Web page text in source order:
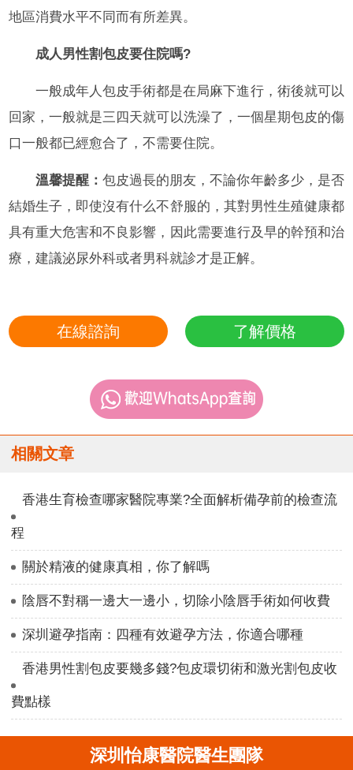
地區消費水平不同而有所差異。
成人男性割包皮要住院嗎?
一般成年人包皮手術都是在局麻下進行，術後就可以
回家，一般就是三四天就可以洗澡了，一個星期包皮的傷
口一般都已經愈合了，不需要住院。
溫馨提醒：包皮過長的朋友，不論你年齡多少，是否
結婚生子，即使沒有什么不舒服的，其對男性生殖健康都
具有重大危害和不良影響，因此需要進行及早的幹預和治
療，建議泌尿外科或者男科就診才是正解。
在線諮詢 了解價格
相關文章
香港生育檢查哪家醫院專業?全面解析備孕前的檢查流
程
關於精液的健康真相，你了解嗎
陰唇不對稱一邊大一邊小，切除小陰唇手術如何收費
深圳避孕指南：四種有效避孕方法，你適合哪種
香港男性割包皮要幾多錢?包皮環切術和激光割包皮收
費點樣
深圳怡康醫院醫生團隊